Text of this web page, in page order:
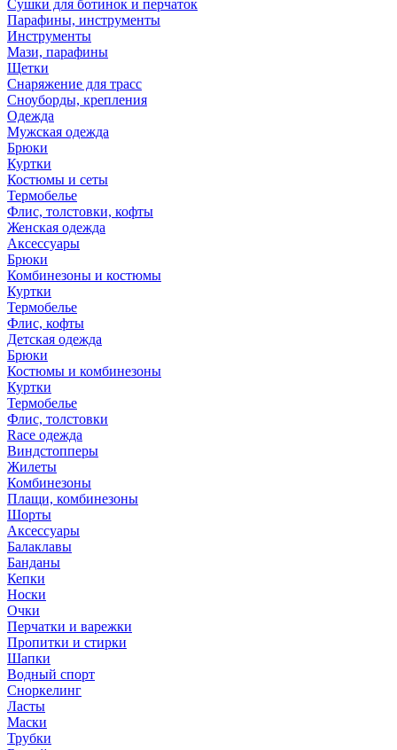
Сушки для ботинок и перчаток
Парафины, инструменты
Инструменты
Мази, парафины
Щетки
Снаряжение для трасс
Сноуборды, крепления
Одежда
Мужская одежда
Брюки
Куртки
Костюмы и сеты
Термобелье
Флис, толстовки, кофты
Женская одежда
Аксессуары
Брюки
Комбинезоны и костюмы
Куртки
Термобелье
Флис, кофты
Детская одежда
Брюки
Костюмы и комбинезоны
Куртки
Термобелье
Флис, толстовки
Race одежда
Виндстопперы
Жилеты
Комбинезоны
Плащи, комбинезоны
Шорты
Аксессуары
Балаклавы
Банданы
Кепки
Носки
Очки
Перчатки и варежки
Пропитки и стирки
Шапки
Водный спорт
Сноркелинг
Ласты
Маски
Трубки